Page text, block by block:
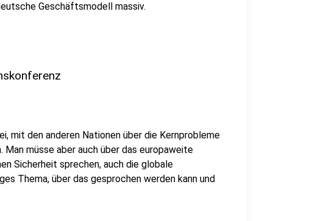
Geschäftsmodell massiv.
mit den anderen Nationen über die Kernprobleme
müsse aber auch über das europaweite
Sicherheit sprechen, auch die globale
Thema, über das gesprochen werden kann und